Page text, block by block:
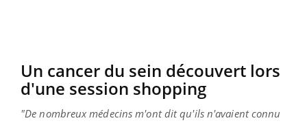
Un cancer du sein découvert lors
d'une session shopping
"De nombreux médecins m'ont dit qu'ils n'avaient connu